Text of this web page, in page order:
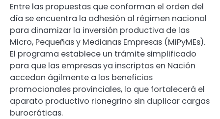
Entre las propuestas que conforman el orden del
día se encuentra la adhesión al régimen nacional
para dinamizar la inversión productiva de las
Micro, Pequeñas y Medianas Empresas (MiPyMEs).
El programa establece un trámite simplificado
para que las empresas ya inscriptas en Nación
accedan ágilmente a los beneficios
promocionales provinciales, lo que fortalecerá el
aparato productivo rionegrino sin duplicar cargas
burocráticas.